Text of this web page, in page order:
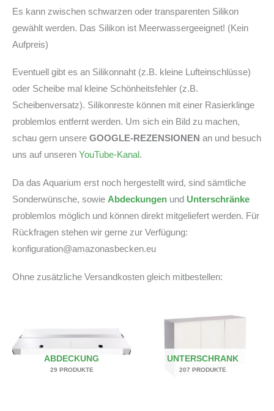
Es kann zwischen schwarzen oder transparenten Silikon
gewählt werden. Das Silikon ist Meerwassergeeignet! (Kein
Aufpreis)
Eventuell gibt es an Silikonnaht (z.B. kleine Lufteinschlüsse)
oder Scheibe mal kleine Schönheitsfehler (z.B.
Scheibenversatz). Silikonreste können mit einer Rasierklinge
problemlos entfernt werden. Um sich ein Bild zu machen,
schau gern unsere GOOGLE-REZENSIONEN an und besuch
uns auf unseren YouTube-Kanal.
Da das Aquarium erst noch hergestellt wird, sind sämtliche
Sonderwünsche, sowie Abdeckungen und Unterschränke
problemlos möglich und können direkt mitgeliefert werden. Für
Rückfragen stehen wir gerne zur Verfügung:
konfiguration@amazonasbecken.eu
Ohne zusätzliche Versandkosten gleich mitbestellen:
ABDECKUNG
29 PRODUKTE
UNTERSCHRANK
207 PRODUKTE